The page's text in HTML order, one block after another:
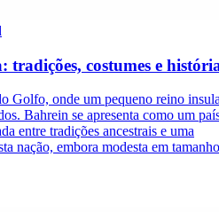
costumes e
Golfo, onde um pequeno reino
Bahrein se apresenta como um
entre tradições ancestrais e uma
nação, embora modesta em